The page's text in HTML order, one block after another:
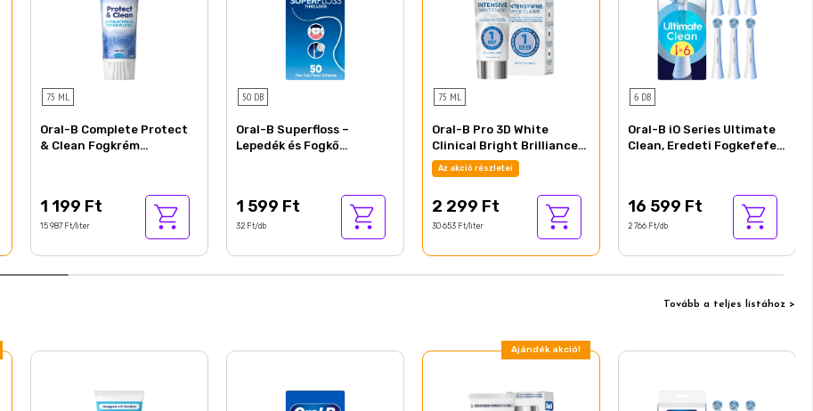
75 ML
Oral-B Complete Protect
& Clean Fogkrém
1 199 Ft
15 987 Ft/liter
50 DB
Oral-B Superfloss –
Lepedék és Fogkő
1 599 Ft
32 Ft/db
75 ML
Oral-B Pro 3D White
Clinical Bright Brilliance
Fogkrém, 75 ml
Az akció részletei
2 299 Ft
30 653 Ft/liter
6 DB
Oral-B iO Series Ultimate
Clean, Eredeti Fogkefefej,
16 599 Ft
2 766 Ft/db
Tovább a teljes listához >
Ajándék akció!